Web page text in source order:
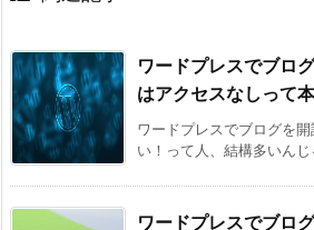
ワードプレスでブロ
はアクセスなしって
ワードプレスでブログを
い！って人、結構多いん
ワードプレスでブロ